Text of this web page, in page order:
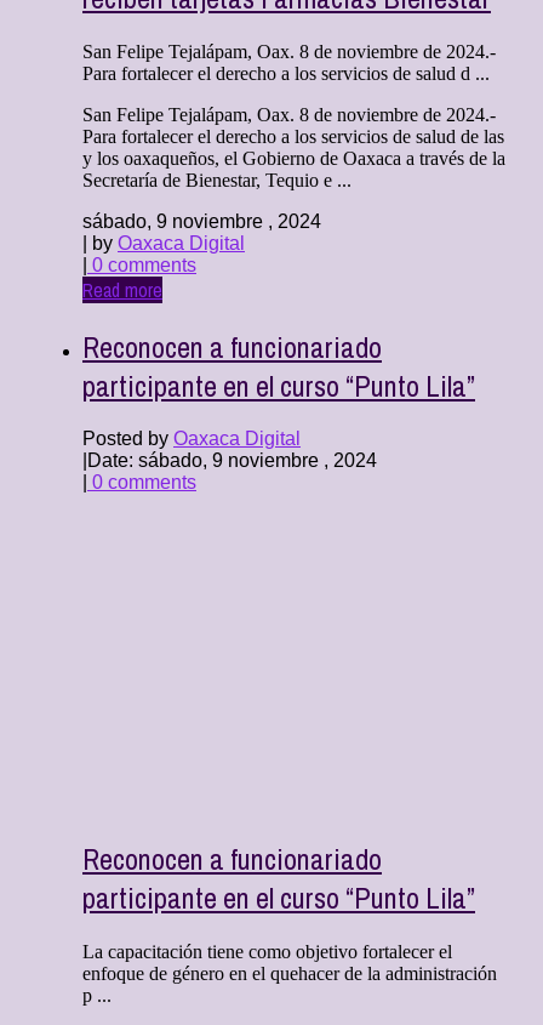
San Felipe Tejalápam, Oax. 8 de noviembre de 2024.-
Para fortalecer el derecho a los servicios de salud d ...
San Felipe Tejalápam, Oax. 8 de noviembre de 2024.-
Para fortalecer el derecho a los servicios de salud de las
y los oaxaqueños, el Gobierno de Oaxaca a través de la
Secretaría de Bienestar, Tequio e ...
sábado, 9 noviembre , 2024
| by Oaxaca Digital
0 comments
Read more
Reconocen a funcionariado
participante en el curso “Punto Lila”
Posted by Oaxaca Digital
Date: sábado, 9 noviembre , 2024
0 comments
Reconocen a funcionariado
participante en el curso “Punto Lila”
La capacitación tiene como objetivo fortalecer el
enfoque de género en el quehacer de la administración
p ...